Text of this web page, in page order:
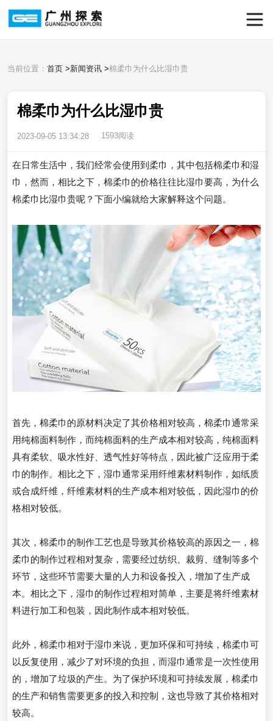
当前位置： 首页 >新闻资讯 >棉柔巾为什么比湿巾贵
棉柔巾为什么比湿巾贵
2023-09-05 13:34:28 1593阅读
在日常生活中，我们经常会使用到柔巾，其中包括棉柔巾和湿
巾，然而，相比之下，棉柔巾的价格往往比湿巾要高，为什么
棉柔巾比湿巾贵呢？下面小编就给大家解释这个问题。
首先，棉柔巾的原材料决定了其价格相对较高，棉柔巾通常采
用纯棉面料制作，而纯棉面料的生产成本相对较高，纯棉面料
具有柔软、吸水性好、透气性好等特点，因此被广泛应用于柔
巾的制作。相比之下，湿巾通常采用纤维素材料制作，如纸质
或合成纤维，纤维素材料的生产成本相对较低，因此湿巾的价
格相对较低。
其次，棉柔巾的制作工艺也是导致其价格较高的原因之一，棉
柔巾的制作过程相对复杂，需要经过纺织、裁剪、缝制等多个
环节，这些环节需要大量的人力和设备投入，增加了生产成
本。相比之下，湿巾的制作过程相对简单，主要是将纤维素材
料进行加工和包装，因此制作成本相对较低。
此外，棉柔巾相对于湿巾来说，更加环保和可持续，棉柔巾可
以反复使用，减少了对环境的负担，而湿巾通常是一次性使用
的，增加了垃圾的产生。为了保护环境和可持续发展，棉柔巾
的生产和销售需要更多的投入和控制，这也导致了其价格相对
较高。